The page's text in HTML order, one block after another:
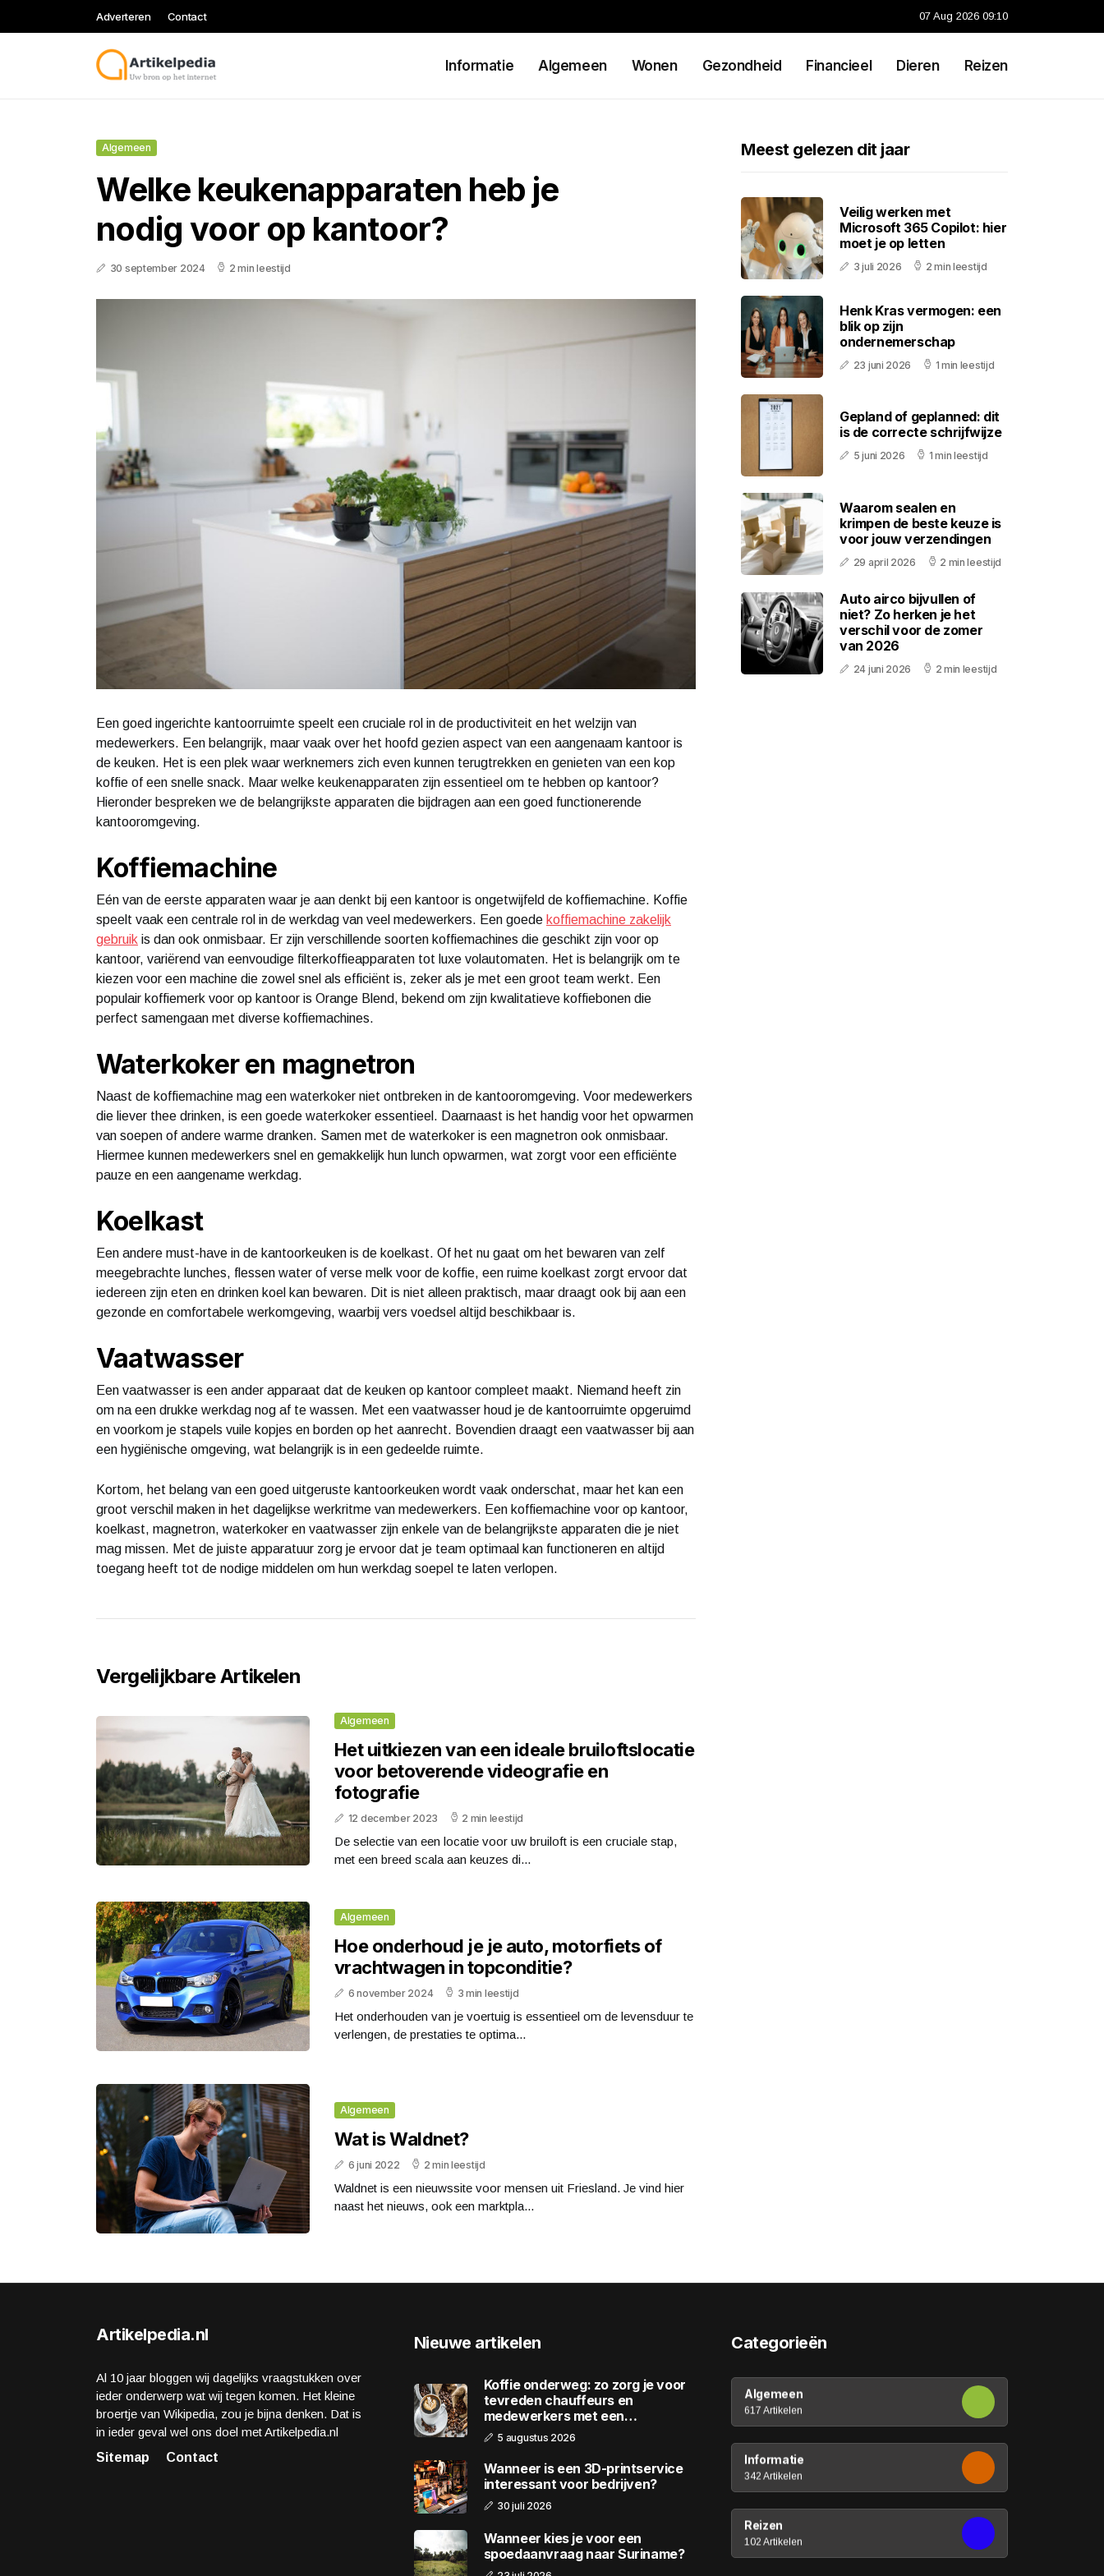
Adverteren Contact 07 Aug 2026 09:10
Informatie Algemeen Wonen Gezondheid Financieel Dieren Reizen
Algemeen
Welke keukenapparaten heb je
nodig voor op kantoor?
30 september 2024 2 min leestijd
Een goed ingerichte kantoorruimte speelt een cruciale rol in de productiviteit en het welzijn van
medewerkers. Een belangrijk, maar vaak over het hoofd gezien aspect van een aangenaam kantoor is
de keuken. Het is een plek waar werknemers zich even kunnen terugtrekken en genieten van een kop
koffie of een snelle snack. Maar welke keukenapparaten zijn essentieel om te hebben op kantoor?
Hieronder bespreken we de belangrijkste apparaten die bijdragen aan een goed functionerende
kantooromgeving.
Koffiemachine
Eén van de eerste apparaten waar je aan denkt bij een kantoor is ongetwijfeld de koffiemachine. Koffie
speelt vaak een centrale rol in de werkdag van veel medewerkers. Een goede koffiemachine zakelijk
gebruik is dan ook onmisbaar. Er zijn verschillende soorten koffiemachines die geschikt zijn voor op
kantoor, variërend van eenvoudige filterkoffieapparaten tot luxe volautomaten. Het is belangrijk om te
kiezen voor een machine die zowel snel als efficiënt is, zeker als je met een groot team werkt. Een
populair koffiemerk voor op kantoor is Orange Blend, bekend om zijn kwalitatieve koffiebonen die
perfect samengaan met diverse koffiemachines.
Waterkoker en magnetron
Naast de koffiemachine mag een waterkoker niet ontbreken in de kantooromgeving. Voor medewerkers
die liever thee drinken, is een goede waterkoker essentieel. Daarnaast is het handig voor het opwarmen
van soepen of andere warme dranken. Samen met de waterkoker is een magnetron ook onmisbaar.
Hiermee kunnen medewerkers snel en gemakkelijk hun lunch opwarmen, wat zorgt voor een efficiënte
pauze en een aangename werkdag.
Koelkast
Een andere must-have in de kantoorkeuken is de koelkast. Of het nu gaat om het bewaren van zelf
meegebrachte lunches, flessen water of verse melk voor de koffie, een ruime koelkast zorgt ervoor dat
iedereen zijn eten en drinken koel kan bewaren. Dit is niet alleen praktisch, maar draagt ook bij aan een
gezonde en comfortabele werkomgeving, waarbij vers voedsel altijd beschikbaar is.
Vaatwasser
Een vaatwasser is een ander apparaat dat de keuken op kantoor compleet maakt. Niemand heeft zin
om na een drukke werkdag nog af te wassen. Met een vaatwasser houd je de kantoorruimte opgeruimd
en voorkom je stapels vuile kopjes en borden op het aanrecht. Bovendien draagt een vaatwasser bij aan
een hygiënische omgeving, wat belangrijk is in een gedeelde ruimte.
Kortom, het belang van een goed uitgeruste kantoorkeuken wordt vaak onderschat, maar het kan een
groot verschil maken in het dagelijkse werkritme van medewerkers. Een koffiemachine voor op kantoor,
koelkast, magnetron, waterkoker en vaatwasser zijn enkele van de belangrijkste apparaten die je niet
mag missen. Met de juiste apparatuur zorg je ervoor dat je team optimaal kan functioneren en altijd
toegang heeft tot de nodige middelen om hun werkdag soepel te laten verlopen.
Vergelijkbare Artikelen
Algemeen
Het uitkiezen van een ideale bruiloftslocatie
voor betoverende videografie en
fotografie
12 december 2023 2 min leestijd
De selectie van een locatie voor uw bruiloft is een cruciale stap,
met een breed scala aan keuzes di...
Algemeen
Hoe onderhoud je je auto, motorfiets of
vrachtwagen in topconditie?
6 november 2024 3 min leestijd
Het onderhouden van je voertuig is essentieel om de levensduur te
verlengen, de prestaties te optima...
Algemeen
Wat is Waldnet?
6 juni 2022 2 min leestijd
Waldnet is een nieuwssite voor mensen uit Friesland. Je vind hier
naast het nieuws, ook een marktpla...
Meest gelezen dit jaar
Veilig werken met
Microsoft 365 Copilot: hier
moet je op letten
3 juli 2026 2 min leestijd
Henk Kras vermogen: een
blik op zijn
ondernemerschap
23 juni 2026 1 min leestijd
Gepland of geplanned: dit
is de correcte schrijfwijze
5 juni 2026 1 min leestijd
Waarom sealen en
krimpen de beste keuze is
voor jouw verzendingen
29 april 2026 2 min leestijd
Auto airco bijvullen of
niet? Zo herken je het
verschil voor de zomer
van 2026
24 juni 2026 2 min leestijd
Artikelpedia.nl
Al 10 jaar bloggen wij dagelijks vraagstukken over
ieder onderwerp wat wij tegen komen. Het kleine
broertje van Wikipedia, zou je bijna denken. Dat is
in ieder geval wel ons doel met Artikelpedia.nl
Sitemap
Contact
Nieuwe artikelen
Koffie onderweg: zo zorg je voor
tevreden chauffeurs en
medewerkers met een
wagenpark
5 augustus 2026
Wanneer is een 3D-printservice
interessant voor bedrijven?
30 juli 2026
Wanneer kies je voor een
spoedaanvraag naar Suriname?
Categorieën
Algemeen
617 Artikelen
Informatie
342 Artikelen
Reizen
102 Artikelen